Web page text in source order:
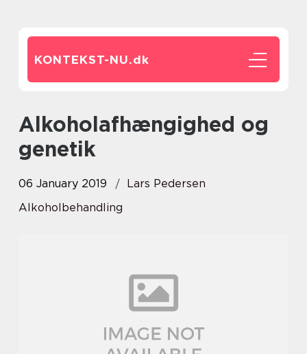
KONTEKST-NU.dk
Alkoholafhængighed og
genetik
06 January 2019
Lars Pedersen
Alkoholbehandling